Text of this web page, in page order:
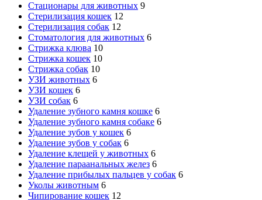
Стационары для животных 9
Стерилизация кошек 12
Стерилизация собак 12
Стоматология для животных 6
Стрижка клюва 10
Стрижка кошек 10
Стрижка собак 10
УЗИ животных 6
УЗИ кошек 6
УЗИ собак 6
Удаление зубного камня кошке 6
Удаление зубного камня собаке 6
Удаление зубов у кошек 6
Удаление зубов у собак 6
Удаление клещей у животных 6
Удаление параанальных желез 6
Удаление прибылых пальцев у собак 6
Уколы животным 6
Чипирование кошек 12